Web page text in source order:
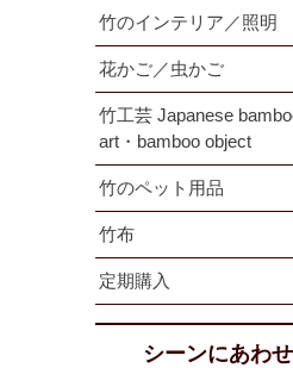
竹のインテリア／照明
花かご／虫かご
竹工芸 Japanese
art・bamboo object
竹のペット用品
竹布
定期購入
シーンにあわ